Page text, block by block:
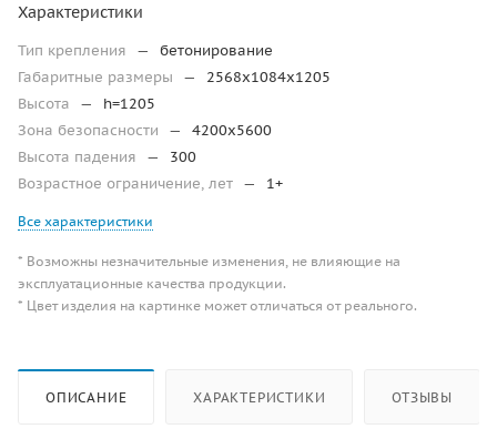
Характеристики
Тип крепления —
бетонирование
Габаритные размеры
—
2568х1084х1205
Высота
—
h=1205
Зона безопасности
—
4200х5600
Высота падения
—
300
Возрастное ограничение, лет — 1+
Все характеристики
* Возможны незначительные изменения, не влияющие на
эксплуатационные качества продукции.
* Цвет изделия на картинке может отличаться от реального.
ОПИСАНИЕ ХАРАКТЕРИСТИКИ ОТЗЫВЫ